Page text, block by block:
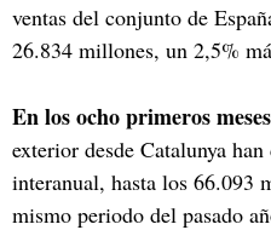
ventas del conjunto de
26.834 millones, un 2,5%
En los ocho primeros
exterior desde Catalunya
interanual, hasta los 66.093
mismo periodo del pasado